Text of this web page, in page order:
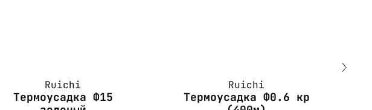
Ruichi
Термоусадка Ф15
Ruichi
Термоусадка Ф0.6 кр